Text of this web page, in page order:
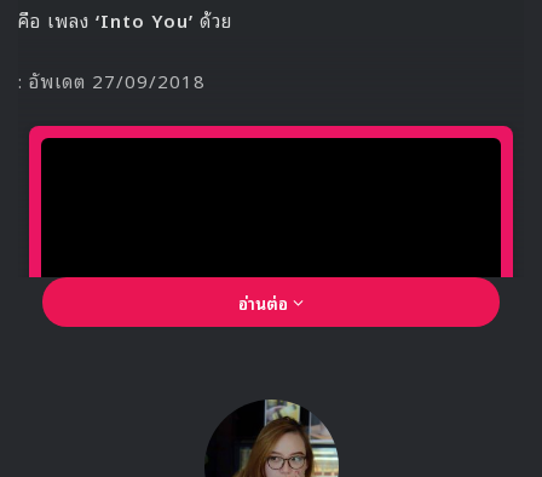
คือ เพลง ‘Into You’ ด้วย
: อัพเดต 27/09/2018
🎙GYUBIN ปลื้มเมืองไทยขนาดไหน? ถึงกลับมาถ่าย
MV เพลงใหม่ LIKE U 100 ที่กรุงเทพ
อ่านต่อ